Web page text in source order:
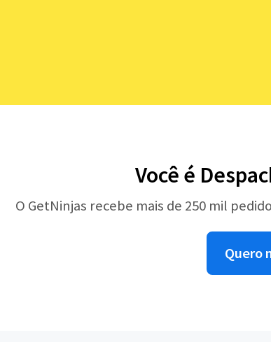
Você é
O GetNinjas recebe mais de 250 mil
Quero